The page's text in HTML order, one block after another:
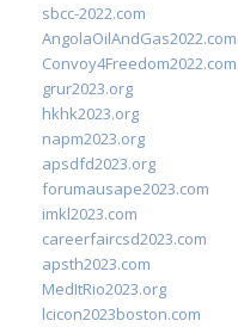
sbcc-2022.com
AngolaOilAndGas2022.com
Convoy4Freedom2022.com
grur2023.org
hkhk2023.org
napm2023.org
apsdfd2023.org
forumausape2023.com
imkl2023.com
careerfaircsd2023.com
apsth2023.com
MedItRio2023.org
lcicon2023boston.com